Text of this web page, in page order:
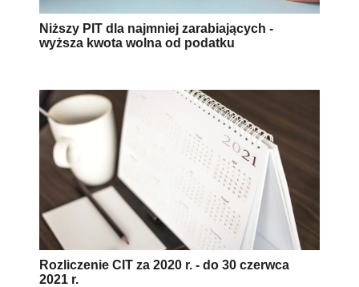
Niższy PIT dla najmniej zarabiających -
wyższa kwota wolna od podatku
Rozliczenie CIT za 2020 r. - do 30 czerwca
2021 r.